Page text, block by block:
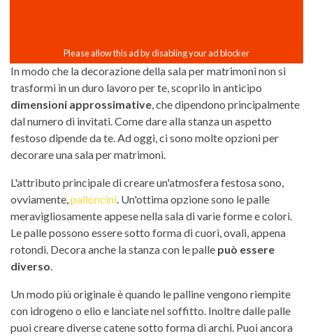
In modo che la decorazione della sala per matrimoni non si
trasformi in un duro lavoro per te, scoprilo in anticipo
dimensioni approssimative, che dipendono principalmente
dal numero di invitati. Come dare alla stanza un aspetto
festoso dipende da te. Ad oggi, ci sono molte opzioni per
decorare una sala per matrimoni.
L'attributo principale di creare un'atmosfera festosa sono,
ovviamente,palloncini. Un'ottima opzione sono le palle
meravigliosamente appese nella sala di varie forme e colori.
Le palle possono essere sotto forma di cuori, ovali, appena
rotondi. Decora anche la stanza con le palle può essere
diverso.
Un modo più originale è quando le palline vengono riempite
con idrogeno o elio e lanciate nel soffitto. Inoltre dalle palle
puoi creare diverse catene sotto forma di archi. Puoi ancora